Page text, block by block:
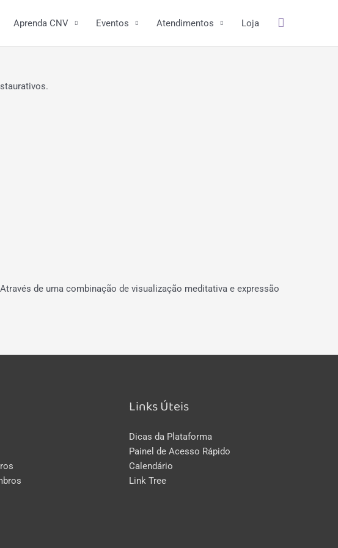
Aprenda CNV Eventos Atendimentos Loja Pesquisar
de uma combinação de visualização meditativa e expressão
Links Úteis
Dicas da Plataforma
Painel de Acesso Rápido
Calendário
Link Tree